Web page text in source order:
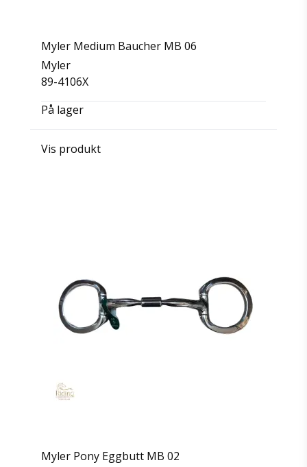
Myler Medium Baucher MB 06
Myler
89-4106X
På lager
Vis produkt
Myler Pony Eggbutt MB 02